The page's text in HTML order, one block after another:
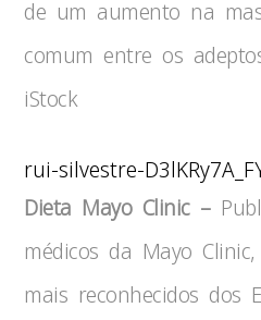
de um aumento na
comum entre os
iStock
rui-silvestre-
Dieta Mayo Clinic –
médicos da Mayo
mais reconhecidos dos